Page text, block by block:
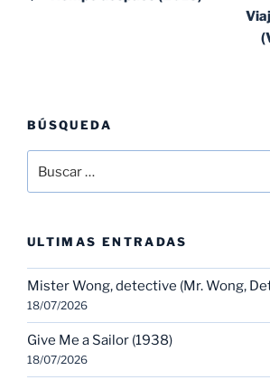
entradas
BÚSQUEDA
por:
ULTIMAS ENTRADAS
Mister Wong, detective (Mr. Wong,
18/07/2026
Give Me a Sailor (1938)
18/07/2026